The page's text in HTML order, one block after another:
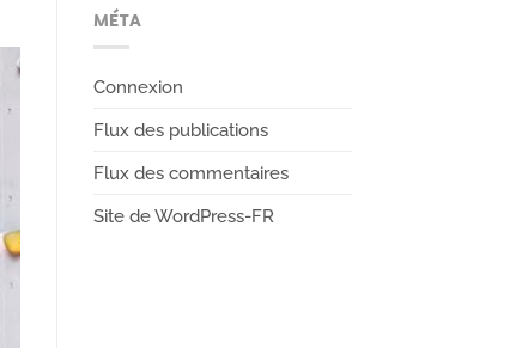
MÉTA
Connexion
Flux des publications
Flux des commentaires
Site de WordPress-FR